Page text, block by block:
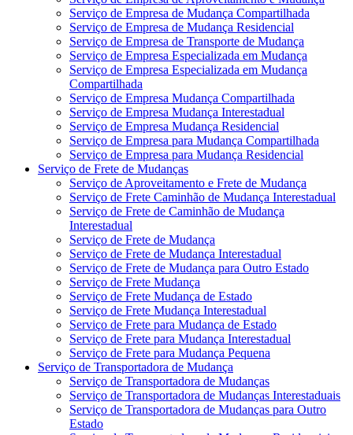
Serviço de Empresa de Mudança Compartilhada
Serviço de Empresa de Mudança Residencial
Serviço de Empresa de Transporte de Mudança
Serviço de Empresa Especializada em Mudança
Serviço de Empresa Especializada em Mudança
Compartilhada
Serviço de Empresa Mudança Compartilhada
Serviço de Empresa Mudança Interestadual
Serviço de Empresa Mudança Residencial
Serviço de Empresa para Mudança Compartilhada
Serviço de Empresa para Mudança Residencial
Serviço de Frete de Mudanças
Serviço de Aproveitamento e Frete de Mudança
Serviço de Frete Caminhão de Mudança Interestadual
Serviço de Frete de Caminhão de Mudança
Interestadual
Serviço de Frete de Mudança
Serviço de Frete de Mudança Interestadual
Serviço de Frete de Mudança para Outro Estado
Serviço de Frete Mudança
Serviço de Frete Mudança de Estado
Serviço de Frete Mudança Interestadual
Serviço de Frete para Mudança de Estado
Serviço de Frete para Mudança Interestadual
Serviço de Frete para Mudança Pequena
Serviço de Transportadora de Mudança
Serviço de Transportadora de Mudanças
Serviço de Transportadora de Mudanças Interestaduais
Serviço de Transportadora de Mudanças para Outro
Estado